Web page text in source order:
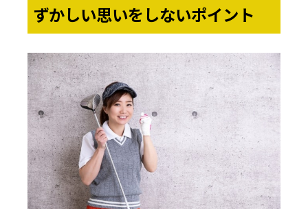
ずかしい思いをしないポイント